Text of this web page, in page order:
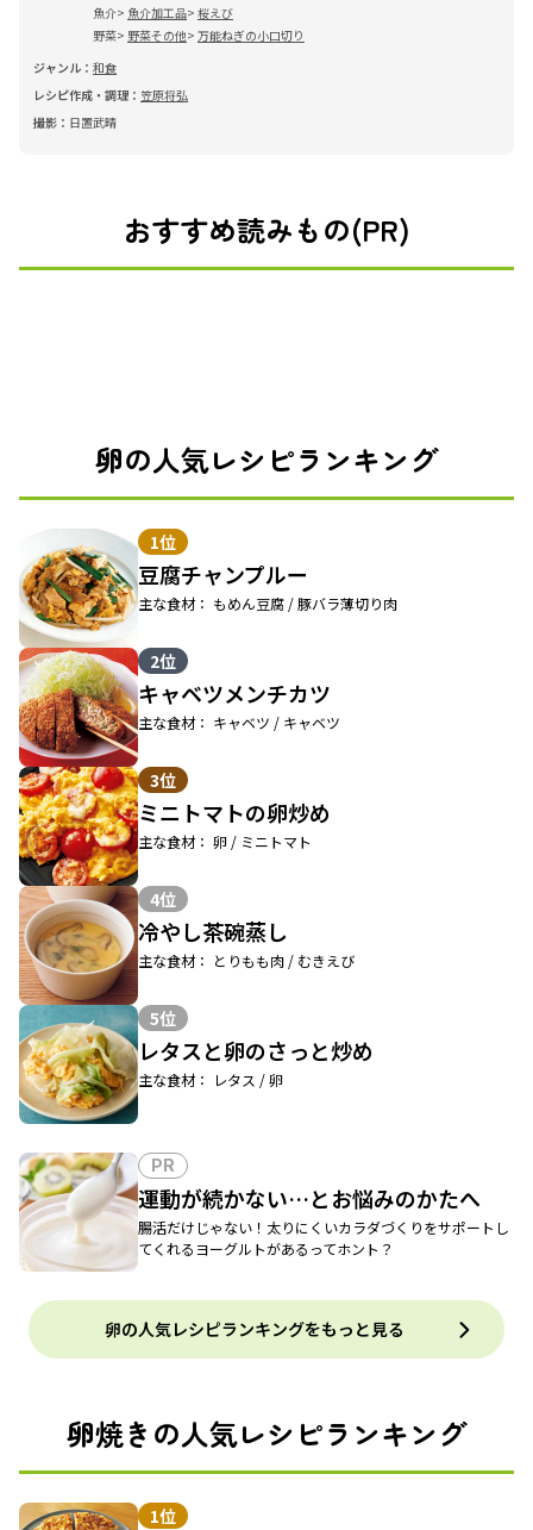
魚介 魚介加工品 桜えび
野菜
野菜その他 万能ねぎの小口切り
ジャンル： 和食
レシピ作成・調理： 笠原将弘
撮影： 日置武晴
おすすめ読みもの(PR)
卵の人気レシピランキング
1位
豆腐チャンプルー
主な食材： もめん豆腐 / 豚バラ薄切り肉
2位
キャベツメンチカツ
主な食材： キャベツ / キャベツ
3位
ミニトマトの卵炒め
主な食材： 卵 / ミニトマト
4位
冷やし茶碗蒸し
主な食材： とりもも肉 / むきえび
5位
レタスと卵のさっと炒め
主な食材： レタス / 卵
PR
運動が続かない…とお悩みのかたへ
腸活だけじゃない！太りにくいカラダづくりをサポートし
てくれるヨーグルトがあるってホント？
卵の人気レシピランキングをもっと見る
卵焼きの人気レシピランキング
1位